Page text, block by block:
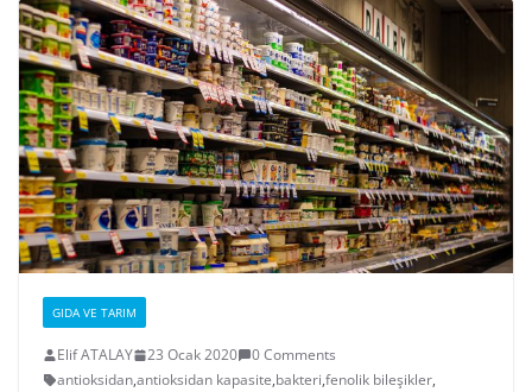
GIDA VE TARIM
Elif ATALAY 23 Ocak 2020
0 Comments
antioksidan,antioksidan kapasite,bakteri,fenolik bileşikler,